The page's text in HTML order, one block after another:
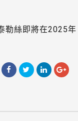
勒絲即將在2025年